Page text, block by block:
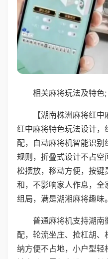
相关麻将玩法及特色;
【湖南株洲麻将红
红中麻将特色玩法设计
配，自动麻将机智能识
规则，折叠式设计不占空
松摆放，移动方便，按
和，不影响家人作息，全
组局，满是湖湘麻将趣味。
普通麻将机支持湖南
配，轮流坐庄、抢杠胡
纳方便不占地，小户型